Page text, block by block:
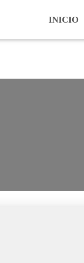
INICIO